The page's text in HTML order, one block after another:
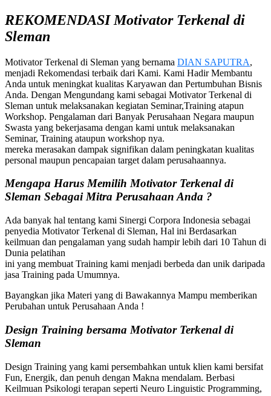
REKOMENDASI Motivator Terkenal di
Sleman
Motivator Terkenal di Sleman yang bernama DIAN SAPUTRA,
menjadi Rekomendasi terbaik dari Kami. Kami Hadir Membantu
Anda untuk meningkat kualitas Karyawan dan Pertumbuhan Bisnis
Anda. Dengan Mengundang kami sebagai Motivator Terkenal di
Sleman untuk melaksanakan kegiatan Seminar,Training atapun
Workshop. Pengalaman dari Banyak Perusahaan Negara maupun
Swasta yang bekerjasama dengan kami untuk melaksanakan
Seminar, Training ataupun workshop nya.
mereka merasakan dampak signifikan dalam peningkatan kualitas
personal maupun pencapaian target dalam perusahaannya.
Mengapa Harus Memilih Motivator Terkenal di
Sleman Sebagai Mitra Perusahaan Anda ?
Ada banyak hal tentang kami Sinergi Corpora Indonesia sebagai
penyedia Motivator Terkenal di Sleman, Hal ini Berdasarkan
keilmuan dan pengalaman yang sudah hampir lebih dari 10 Tahun di
Dunia pelatihan
ini yang membuat Training kami menjadi berbeda dan unik daripada
jasa Training pada Umumnya.
Bayangkan jika Materi yang di Bawakannya Mampu memberikan
Perubahan untuk Perusahaan Anda !
Design Training bersama Motivator Terkenal di
Sleman
Design Training yang kami persembahkan untuk klien kami bersifat
Fun, Energik, dan penuh dengan Makna mendalam. Berbasi
Keilmuan Psikologi terapan seperti Neuro Linguistic Programming,